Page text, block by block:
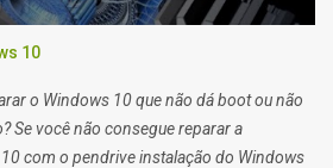
10
o Windows 10 que não dá boot ou não
Se você não consegue reparar a
com o pendrive instalação do Windows